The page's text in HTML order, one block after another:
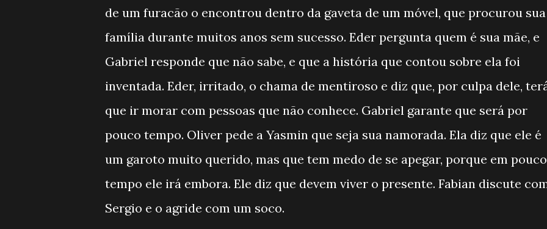
de um furacão o encontrou dentro da gaveta de um móvel, que procurou sua
família durante muitos anos sem sucesso. Eder pergunta quem é sua mãe, e
Gabriel responde que não sabe, e que a história que contou sobre ela foi
inventada. Eder, irritado, o chama de mentiroso e diz que, por culpa dele,
que ir morar com pessoas que não conhece. Gabriel garante que será por
pouco tempo. Oliver pede a Yasmin que seja sua namorada. Ela diz que ele é
um garoto muito querido, mas que tem medo de se apegar, porque em pouco
tempo ele irá embora. Ele diz que devem viver o presente. Fabian discute
Sergio e o agride com um soco.